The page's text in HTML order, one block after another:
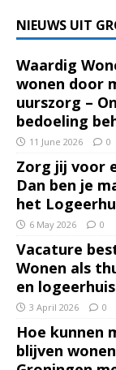
NIEUWS UIT
Waardig
wonen door
uurszorg –
bedoeling
11 June 2026 0
Zorg jij voor
Dan ben je
het
6 May 2026 0
Vacature
Wonen als
en
3 April 2026 0
Hoe kunnen
blijven